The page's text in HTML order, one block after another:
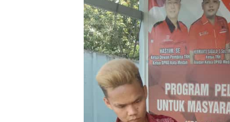
Kanwil BPN Sumut
Perkuat Sinergi dengan
Wagub Surya untuk
Wujudkan Tata Kelola
Pertanahan Profesional
Menteri Nusron
‘Deadline’
Verifikasi
Maksimal 3 Hari,
Jangan Bikin
Nama Lambat!